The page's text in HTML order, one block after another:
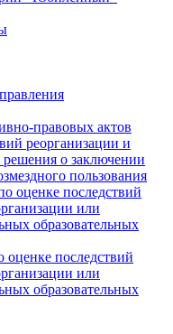
правовых актов
реорганизации и
решения о заключении
пользования
оценке последствий
или
образовательных
последствий
или
образовательных